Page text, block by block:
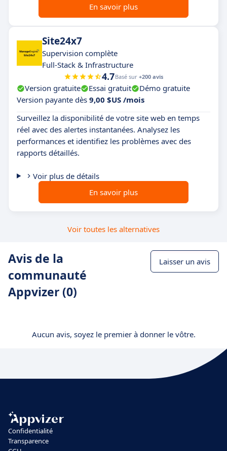
En savoir plus
Site24x7
Supervision complète
Full-Stack & Infrastructure
4.7Basé sur +200 avis
Version gratuite Essai gratuit
Démo gratuite
Version payante dès 9,00 $US /mois
Surveillez la disponibilité de votre site web en temps
réel avec des alertes instantanées. Analysez les
performances et identifiez les problèmes avec des
rapports détaillés.
Voir plus de détails
En savoir plus
Voir toutes les alternatives
Avis de la
communauté
Appvizer (0)
Laisser un avis
Aucun avis, soyez le premier à donner le vôtre.
Confidentialité
Transparence